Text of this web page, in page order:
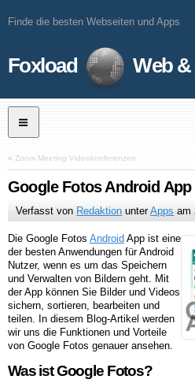
Finde die besten Webseiten und Apps
Foxload Web
« Zoom Meeting Videokonferenzen
Google Fotos Android
Verfasst von Redaktion unterApps am
Die Google Fotos Android App ist eine
der besten Anwendungen für Android
Nutzer, wenn es um das Speichern
und Verwalten von Bildern geht. Mit
der App können Sie Bilder und Videos
sichern, sortieren, bearbeiten und
teilen. In diesem Blog-Artikel werden
wir uns die Funktionen und Vorteile
von Google Fotos genauer ansehen.
Was ist Google Fotos?